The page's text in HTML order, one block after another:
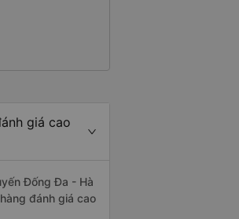
giá cao
Đống Đa - Hà
đánh giá cao